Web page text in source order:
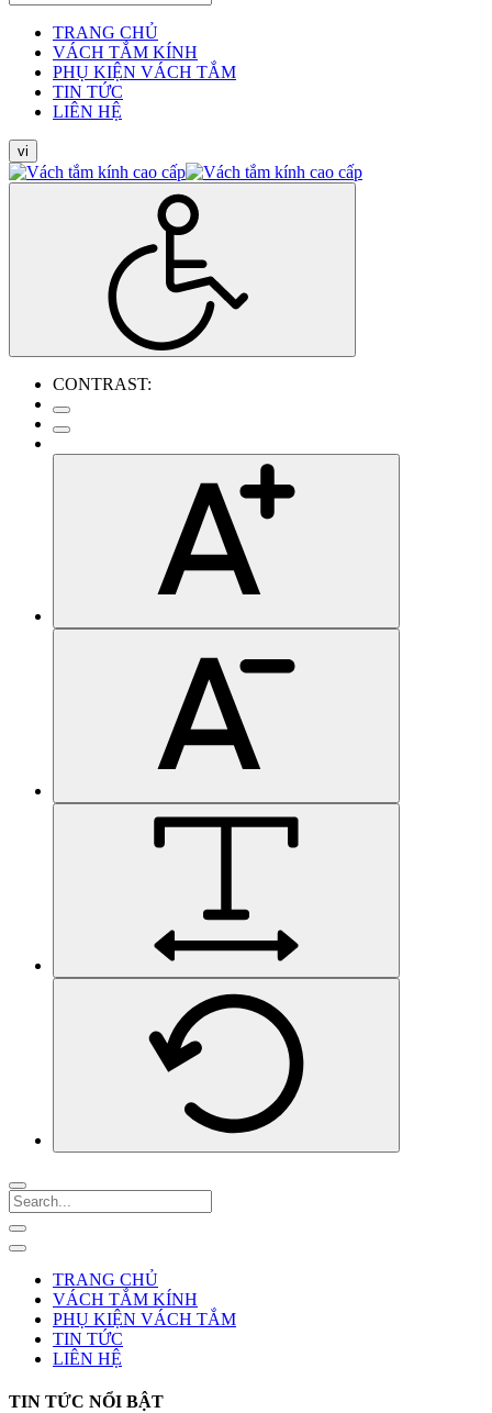
TRANG CHỦ
VÁCH TẮM KÍNH
PHỤ KIỆN VÁCH TẮM
TIN TỨC
LIÊN HỆ
vi
CONTRAST:
TRANG CHỦ
VÁCH TẮM KÍNH
PHỤ KIỆN VÁCH TẮM
TIN TỨC
LIÊN HỆ
TIN TỨC NỔI BẬT